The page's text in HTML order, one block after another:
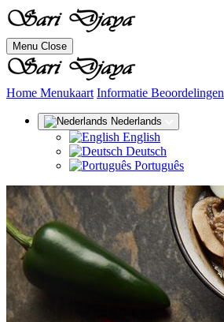
Menu Close
Home (huidige)
Menukaart Informatie Beoordelingen
Nederlands
English
Deutsch
Português